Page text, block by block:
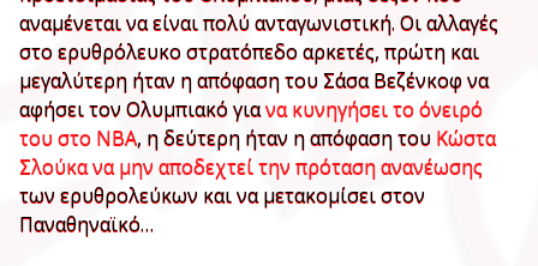
αναμένεται να είναι πολύ ανταγωνιστική. Οι αλλαγές
στο ερυθρόλευκο στρατόπεδο αρκετές, πρώτη και
μεγαλύτερη ήταν η απόφαση του Σάσα Βεζένκοφ να
αφήσει τον Ολυμπιακό γιανα κυνηγήσει το όνειρό
του στο ΝΒΑ, η δεύτερη ήταν η απόφαση του Κώστα
Σλούκα να μην αποδεχτεί την πρόταση ανανέωσης
των ερυθρολεύκων και να μετακομίσει στον
Παναθηναϊκό…